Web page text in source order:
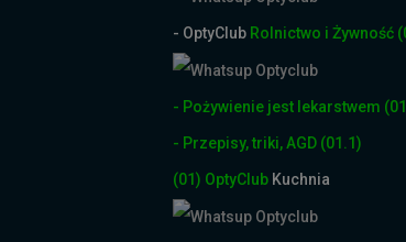
- OptyClub Rolnictwo i Żywność
- Pożywienie jest lekarstwem
- Przepisy, triki, AGD (01.1)
(01) OptyClub Kuchnia